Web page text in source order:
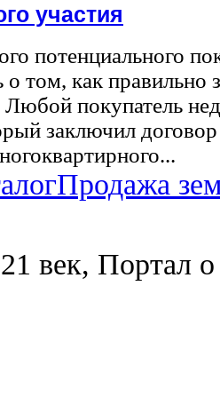
участия
потенциального
о том, как правильно
Любой покупатель
заключил
Продажа
век, Портал